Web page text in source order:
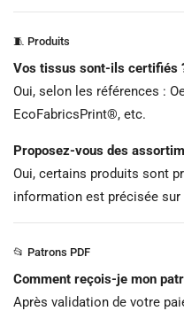
🧵 Produits
Vos tissus sont-ils certifiés
Oui, selon les références :
EcoFabricsPrint®, etc.
Proposez-vous des
Oui, certains produits sont
information est précisée
📂 Patrons PDF
Comment reçois-je mon
Après validation de votre